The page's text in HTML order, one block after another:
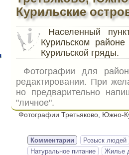
Курильские
Населенный
Курильском
Курильской гряды.
Фотографии для
редактировании. При
но предварительно
"личное".
Фотографии Третьяково, Южно-
Комментарии
Розыск людей
Натуральное питание
Жилье